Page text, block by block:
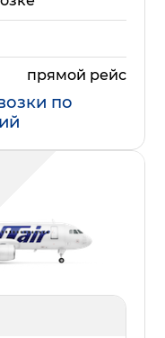
прямой рейс
по